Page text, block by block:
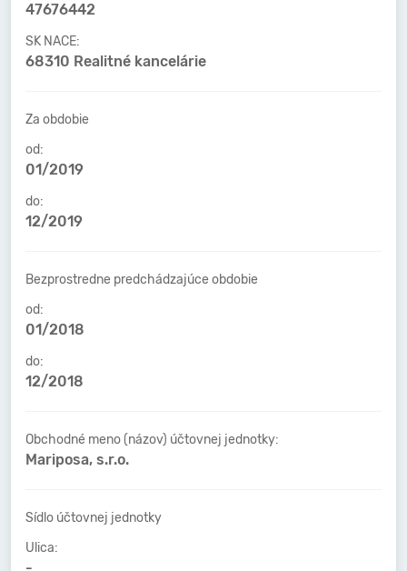
47676442
SK NACE:
68310 Realitné kancelárie
Za obdobie
od:
01/2019
do:
12/2019
Bezprostredne predchádzajúce obdobie
od:
01/2018
do:
12/2018
Obchodné meno (názov) účtovnej jednotky:
Mariposa, s.r.o.
Sídlo účtovnej jednotky
Ulica: